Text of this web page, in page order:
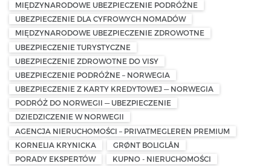
MIĘDZYNARODOWE UBEZPIECZENIE PODRÓŻNE
UBEZPIECZENIE DLA CYFROWYCH NOMADÓW
MIĘDZYNARODOWE UBEZPIECZENIE ZDROWOTNE
UBEZPIECZENIE TURYSTYCZNE
UBEZPIECZENIE ZDROWOTNE DO VISY
UBEZPIECZENIE PODRÓŻNE – NORWEGIA
UBEZPIECZENIE Z KARTY KREDYTOWEJ — NORWEGIA
PODRÓŻ DO NORWEGII — UBEZPIECZENIE
DZIEDZICZENIE W NORWEGII
AGENCJA NIERUCHOMOŚCI – PRIVATMEGLEREN PREMIUM
KORNELIA KRYNICKA
GRØNT BOLIGLÅN
PORADY EKSPERTÓW
KUPNO - NIERUCHOMOŚCI